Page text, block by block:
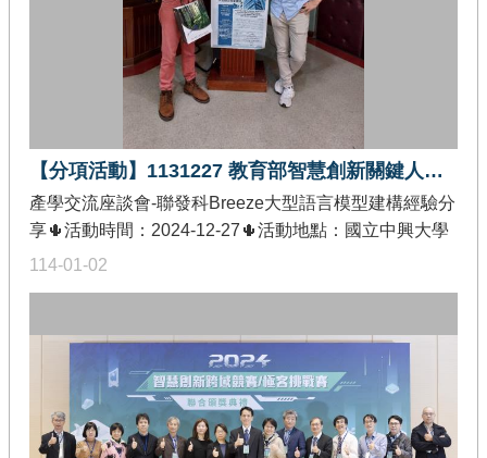
communities play a pivotal role in fostering skills and
opportunities. Additionally, I’ll highlight initiatives aimed
at cultivating Taiwanese talent through open source
collaboration, equipping individuals to thrive in the AI-
【分項活動】1131227 教育部智慧創新關鍵人才躍升計畫產學交流座談會
114-01-02
產學交流座談會-聯發科Breeze大型語言模型建構經驗分
享🌵活動時間：2024-12-27🌵活動地點：國立中興大學
致平演講廳🌵發佈單位：教育部智慧創新關鍵人才躍升
various fields by demonstrating remarkable capabilities
in understanding and generating human language. At
MediaTek Research, we have had a long history of
adapting LLMs to Traditional Chinese for localized. In
this seminar, we will discuss about recent efforts in